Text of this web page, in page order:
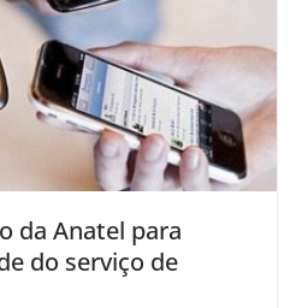
da Anatel para
do serviço de